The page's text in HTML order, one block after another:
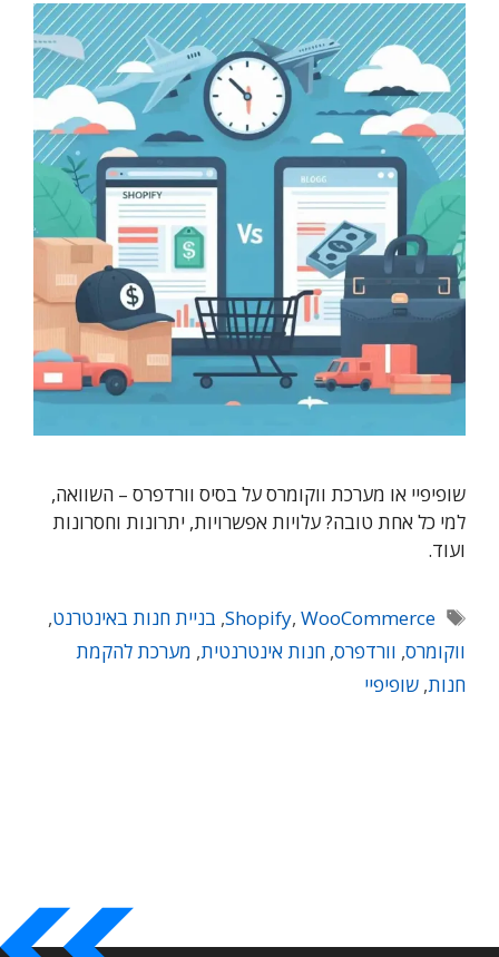
שופיפיי או מערכת ווקומרס על בסיס וורדפרס – השוואה,
למי כל אחת טובה? עלויות אפשרויות, יתרונות וחסרונות
ועוד.
תגיות Shopify, WooCommerce
, בניית חנות באינטרנט,
ווקומרס, וורדפרס, חנות אינטרנטית, מערכת להקמת
חנות, שופיפיי